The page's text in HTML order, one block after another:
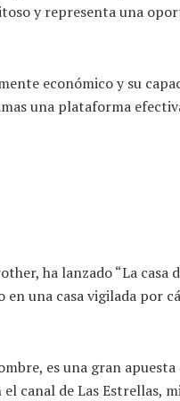
y representa una
económico y su
una plataforma
ha lanzado “La casa
una casa vigilada por
es una gran
canal de Las Estrellas,